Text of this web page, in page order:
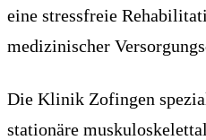
eine stressfreie
medizinischer
Die Klinik Zofingen
stationäre